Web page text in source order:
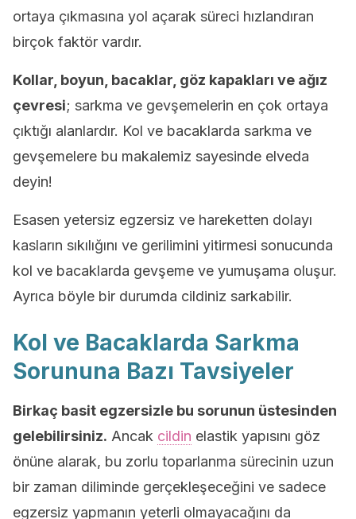
ortaya çıkmasına yol açarak süreci hızlandıran
birçok faktör vardır.
Kollar, boyun, bacaklar, göz kapakları ve ağız
çevresi; sarkma ve gevşemelerin en çok ortaya
çıktığı alanlardır. Kol ve bacaklarda sarkma ve
gevşemelere bu makalemiz sayesinde elveda
deyin!
Esasen yetersiz egzersiz ve hareketten dolayı
kasların sıkılığını ve gerilimini yitirmesi sonucunda
kol ve bacaklarda gevşeme ve yumuşama oluşur.
Ayrıca böyle bir durumda cildiniz sarkabilir.
Kol ve Bacaklarda Sarkma
Sorununa Bazı Tavsiyeler
Birkaç basit egzersizle bu sorunun üstesinden
gelebilirsiniz. Ancak cildin elastik yapısını göz
önüne alarak, bu zorlu toparlanma sürecinin uzun
bir zaman diliminde gerçekleşeceğini ve sadece
egzersiz yapmanın yeterli olmayacağını da